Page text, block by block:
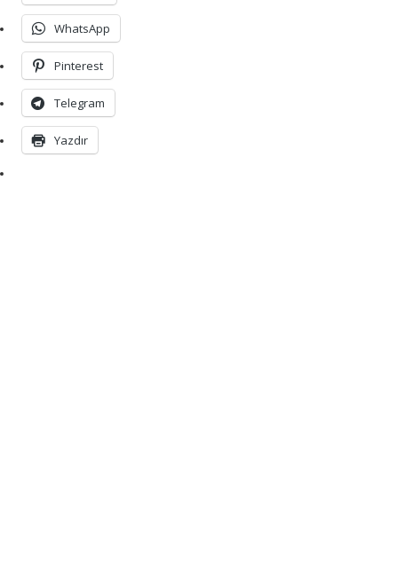
WhatsApp
Pinterest
Telegram
Yazdır